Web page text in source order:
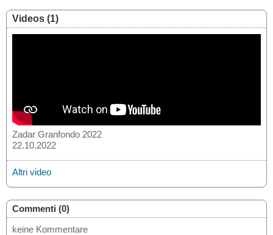
Videos (1)
Zadar Granfondo 2022
22.10.2022
Altri video
Commenti (0)
keine Kommentare